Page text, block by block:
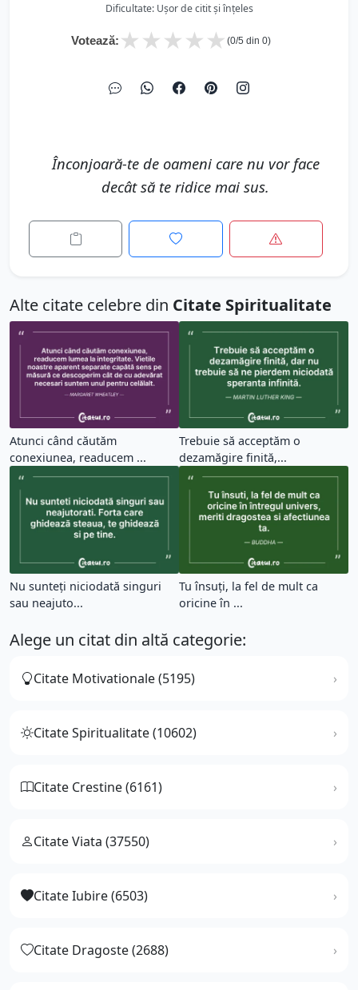
Dificultate: Ușor de citit și înțeles
Votează: ★
★
★
★
★ (0/5 din 0)
Înconjoară-te de oameni care nu vor face
decât să te ridice mai sus.
Alte citate celebre din Citate Spiritualitate
Atunci când căutăm
conexiunea, readucem ...
Trebuie să acceptăm o
dezamăgire finită,...
Nu sunteți niciodată singuri
sau neajuto...
Tu însuți, la fel de mult ca
oricine în ...
Alege un citat din altă categorie:
Citate Motivationale (5195)
Citate Spiritualitate (10602)
Citate Crestine (6161)
Citate Viata (37550)
Citate Iubire (6503)
Citate Dragoste (2688)